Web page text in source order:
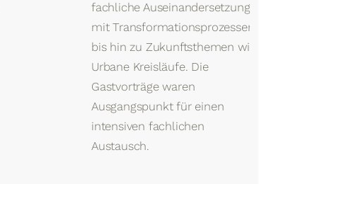
fachliche Auseinandersetzung
mit Transformationsprozessen
bis hin zu Zukunftsthemen wie
Urbane Kreisläufe. Die
Gastvorträge waren
Ausgangspunkt für einen
intensiven fachlichen
Austausch.